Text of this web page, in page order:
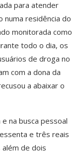
para atender
numa residência do
monitorada como
todo o dia, os
de droga no
com a dona da
a abaixar o
na busca pessoal
e três reais
de dois